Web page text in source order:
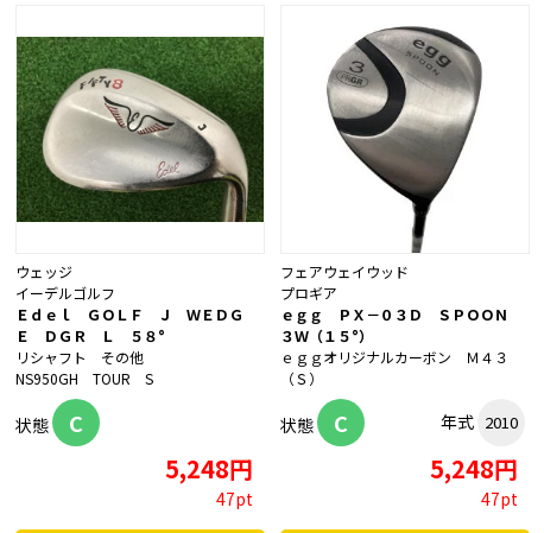
ウェッジ
イーデルゴルフ
Ｅｄｅｌ ＧＯＬＦ Ｊ ＷＥＤＧ
Ｅ ＤＧＲ Ｌ ５８°
リシャフト その他
NS950GH TOUR S
状態 C
5,248円
47pt
フェアウェイウッド
プロギア
ｅｇｇ ＰＸ－０３Ｄ ＳＰＯＯＮ
３Ｗ（１５°）
ｅｇｇオリジナルカーボン Ｍ４３
（Ｓ）
状態 C 年式 2010
5,248円
47pt